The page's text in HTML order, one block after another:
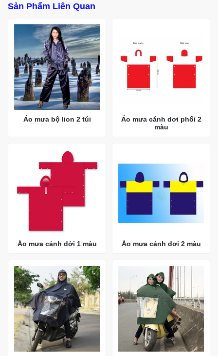
Sản Phẩm Liên Quan
Áo mưa bộ lion 2 túi
Áo mưa cánh dơi phối 2
màu
Áo mưa cánh dới 1 màu Áo mưa cánh dơi 2 màu